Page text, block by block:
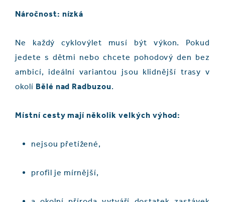
Náročnost: nízká
Ne každý cyklovýlet musí být výkon. Pokud
jedete s dětmi nebo chcete pohodový den bez
ambicí, ideální variantou jsou klidnější trasy v
okolí Bělé nad Radbuzou.
Místní cesty mají několik velkých výhod:
nejsou přetížené,
profil je mírnější,